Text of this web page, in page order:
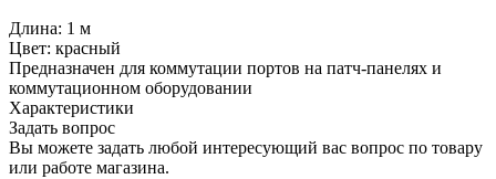
Длина: 1 м
Цвет: красный
Предназначен для коммутации портов на патч-панелях и
коммутационном оборудовании
Характеристики
Задать вопрос
Вы можете задать любой интересующий вас вопрос по товару
или работе магазина.